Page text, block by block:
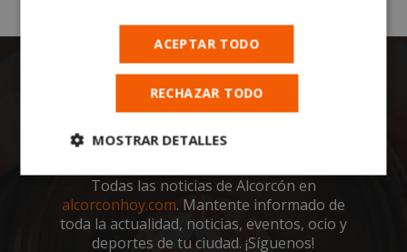
Todas las noticias de Alcorcón en
alcorconhoy.com. Mantente informado de
toda la actualidad, noticias, eventos, ocio y
deportes de tu ciudad. ¡Síguenos!
ACEPTAR TODO
RECHAZAR TODO
MOSTRAR DETALLES
Cookies
estrictamente
necesarias
Cookies de
rendimiento